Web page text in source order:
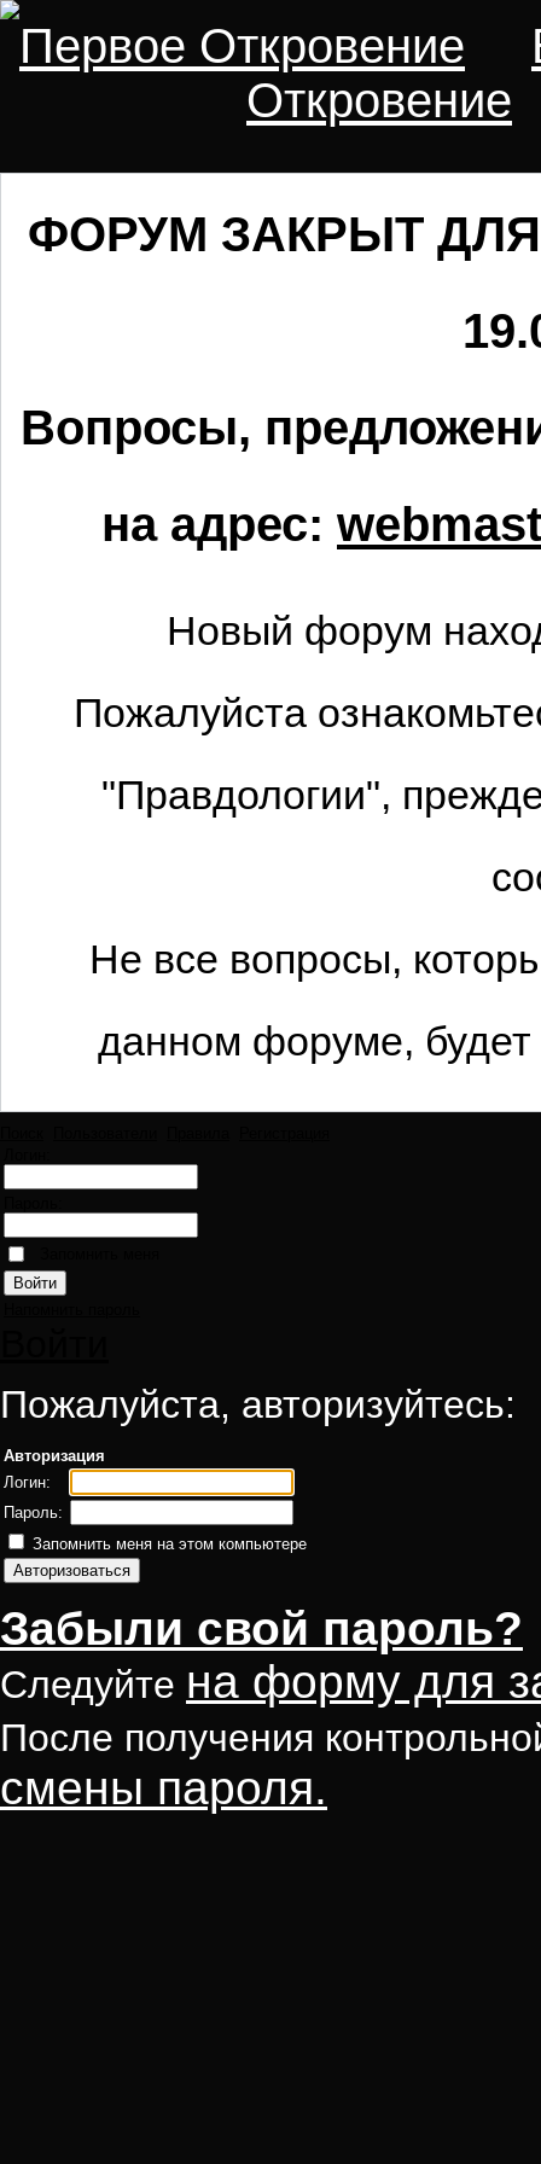
Первое Откровение
Откровение
ФОРУМ ЗАКРЫТ
Вопросы,
на адрес:
Новый форум
Пожалуйста
"Правдологии",
Не все вопросы,
данном форуме,
Пожалуйста, авторизуйтесь:
Авторизация
Логин:
Пароль:
Запомнить меня на этом компьютере
Забыли свой пароль?
Следуйте на форму для
После получения
смены пароля.